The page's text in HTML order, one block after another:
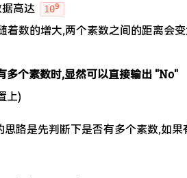
高达 109
着数的增大,两个素数之间的距离会
多个素数时,显然可以直接输出 "No"
上)
思路是先判断下是否有多个素数,如